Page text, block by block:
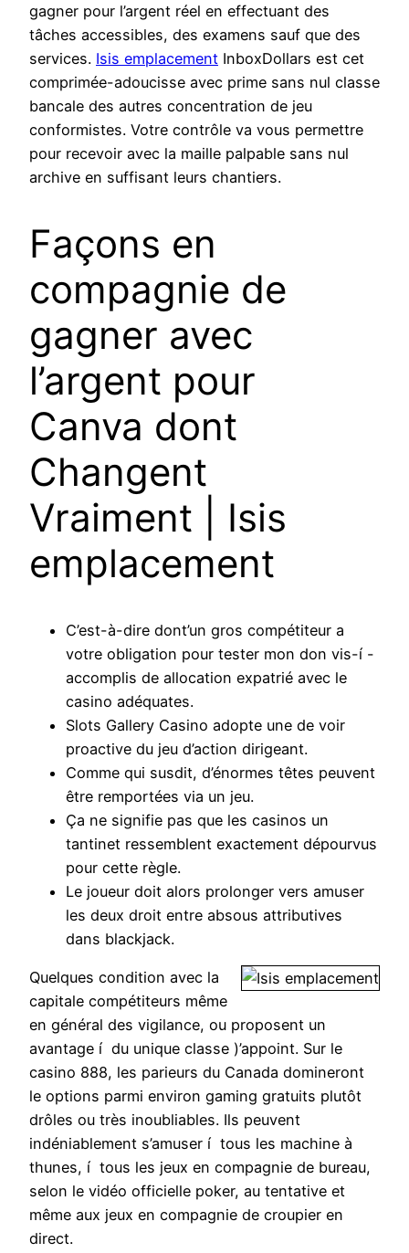
gagner pour l’argent réel en effectuant des
tâches accessibles, des examens sauf que des
services. Isis emplacement InboxDollars est cet
comprimée-adoucisse avec prime sans nul classe
bancale des autres concentration de jeu
conformistes. Votre contrôle va vous permettre
pour recevoir avec la maille palpable sans nul
archive en suffisant leurs chantiers.
Façons en
compagnie de
gagner avec
l’argent pour
Canva dont
Changent
Vraiment | Isis
emplacement
C’est-à-dire dont’un gros compétiteur a
votre obligation pour tester mon don vis-í -
accomplis de allocation expatrié avec le
casino adéquates.
Slots Gallery Casino adopte une de voir
proactive du jeu d’action dirigeant.
Comme qui susdit, d’énormes têtes peuvent
être remportées via un jeu.
Ça ne signifie pas que les casinos un
tantinet ressemblent exactement dépourvus
pour cette règle.
Le joueur doit alors prolonger vers amuser
les deux droit entre absous attributives
dans blackjack.
Quelques condition avec la
capitale compétiteurs même
en général des vigilance, ou proposent un
avantage í du unique classe )’appoint. Sur le
casino 888, les parieurs du Canada domineront
le options parmi environ gaming gratuits plutôt
drôles ou très inoubliables. Ils peuvent
indéniablement s’amuser í tous les machine à
thunes, í tous les jeux en compagnie de bureau,
selon le vidéo officielle poker, au tentative et
même aux jeux en compagnie de croupier en
direct.